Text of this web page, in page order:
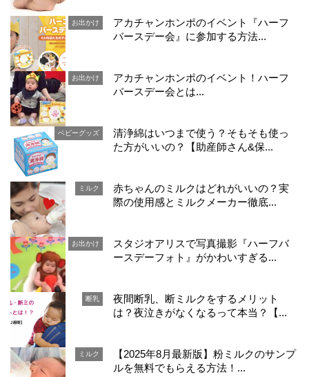
お出かけ
アカチャンホンポのイベント『ハーフ
バースデー会』に参加する方法...
お出かけ
アカチャンホンポのイベント！ハーフ
バースデー会とは...
ベビーグッズ
清浄綿はいつまで使う？そもそも使っ
た方がいいの？【助産師さん&保...
ミルク
赤ちゃんのミルクはどれがいいの？実
際の使用感とミルクメーカー徹底...
お出かけ
スタジオアリスで写真撮影『ハーフバ
ースデーフォト』がかわいすぎる...
断乳
夜間断乳、断ミルクをするメリット
は？夜泣きがなくなるって本当？【...
ミルク
【2025年8月最新版】粉ミルクのサンプ
ルを無料でもらえる方法！...